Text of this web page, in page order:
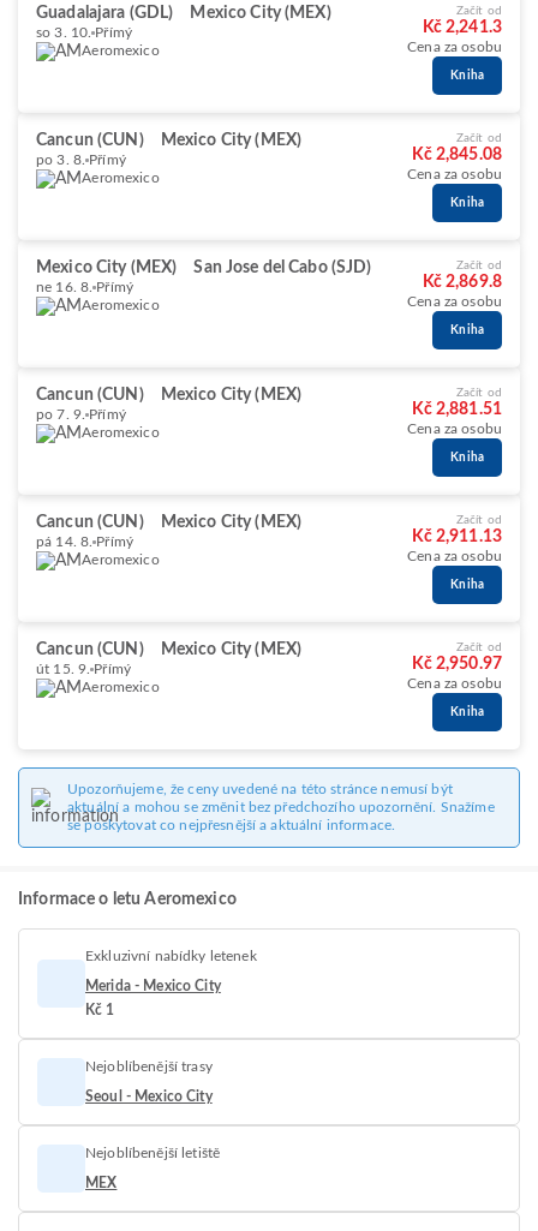
Guadalajara (GDL) Mexico City (MEX)
so 3. 10. Přímý
Aeromexico
Začít od
Kč 2,241.3
Cena za osobu
Kniha
Cancun (CUN) Mexico City (MEX)
po 3. 8. Přímý
Aeromexico
Začít od
Kč 2,845.08
Cena za osobu
Kniha
Mexico City (MEX) San Jose del Cabo (SJD)
ne 16. 8. Přímý
Aeromexico
Začít od
Kč 2,869.8
Cena za osobu
Kniha
Cancun (CUN) Mexico City (MEX)
po 7. 9. Přímý
Aeromexico
Začít od
Kč 2,881.51
Cena za osobu
Kniha
Cancun (CUN) Mexico City (MEX)
pá 14. 8. Přímý
Aeromexico
Začít od
Kč 2,911.13
Cena za osobu
Kniha
Cancun (CUN) Mexico City (MEX)
út 15. 9. Přímý
Aeromexico
Začít od
Kč 2,950.97
Cena za osobu
Kniha
Upozorňujeme, že ceny uvedené na této stránce nemusí být
aktuální a mohou se změnit bez předchozího upozornění. Snažíme
se poskytovat co nejpřesnější a aktuální informace.
Informace o letu Aeromexico
Exkluzivní nabídky letenek
Merida - Mexico City
Kč 1
Nejoblíbenější trasy
Seoul - Mexico City
Nejoblíbenější letiště
MEX